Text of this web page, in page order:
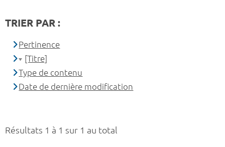
Résultats 1 à 1 sur 1 au total
TRIER PAR :
Pertinence
[Titre]
Type de contenu
Date de dernière modification